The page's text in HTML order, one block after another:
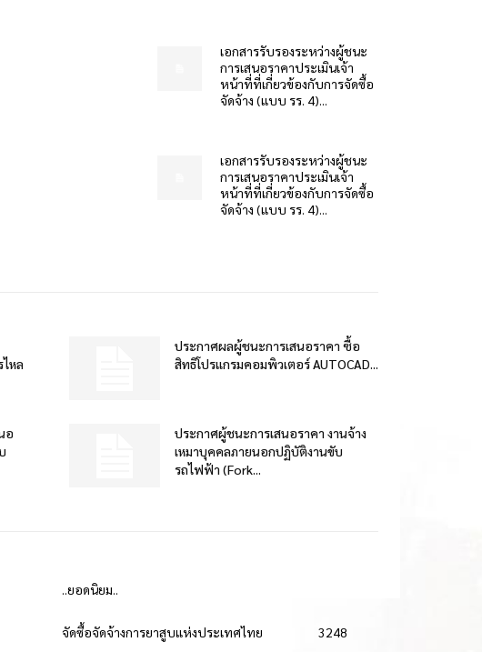
เอกสารรับรองระหว่างผู้ชนะ
การเสนอราคาประเมินเจ้า
หน้าที่ที่เกี่ยวข้องกับการจัดซื้อ
จัดจ้าง (แบบ รร. 4)...
เอกสารรับรองระหว่างผู้ชนะ
การเสนอราคาประเมินเจ้า
หน้าที่ที่เกี่ยวข้องกับการจัดซื้อ
จัดจ้าง (แบบ รร. 4)...
หล
ประกาศผลผู้ชนะการเสนอราคา ซื้อ
สิทธิโปรแกรมคอมพิวเตอร์ AUTOCAD...
อ
ประกาศผู้ชนะการเสนอราคา งานจ้าง
เหมาบุคคลภายนอกปฏิบัติงานขับ
รถไฟฟ้า (Fork...
..ยอดนิยม..
จัดซื้อจัดจ้างการยาสูบแห่งประเทศไทย
3248